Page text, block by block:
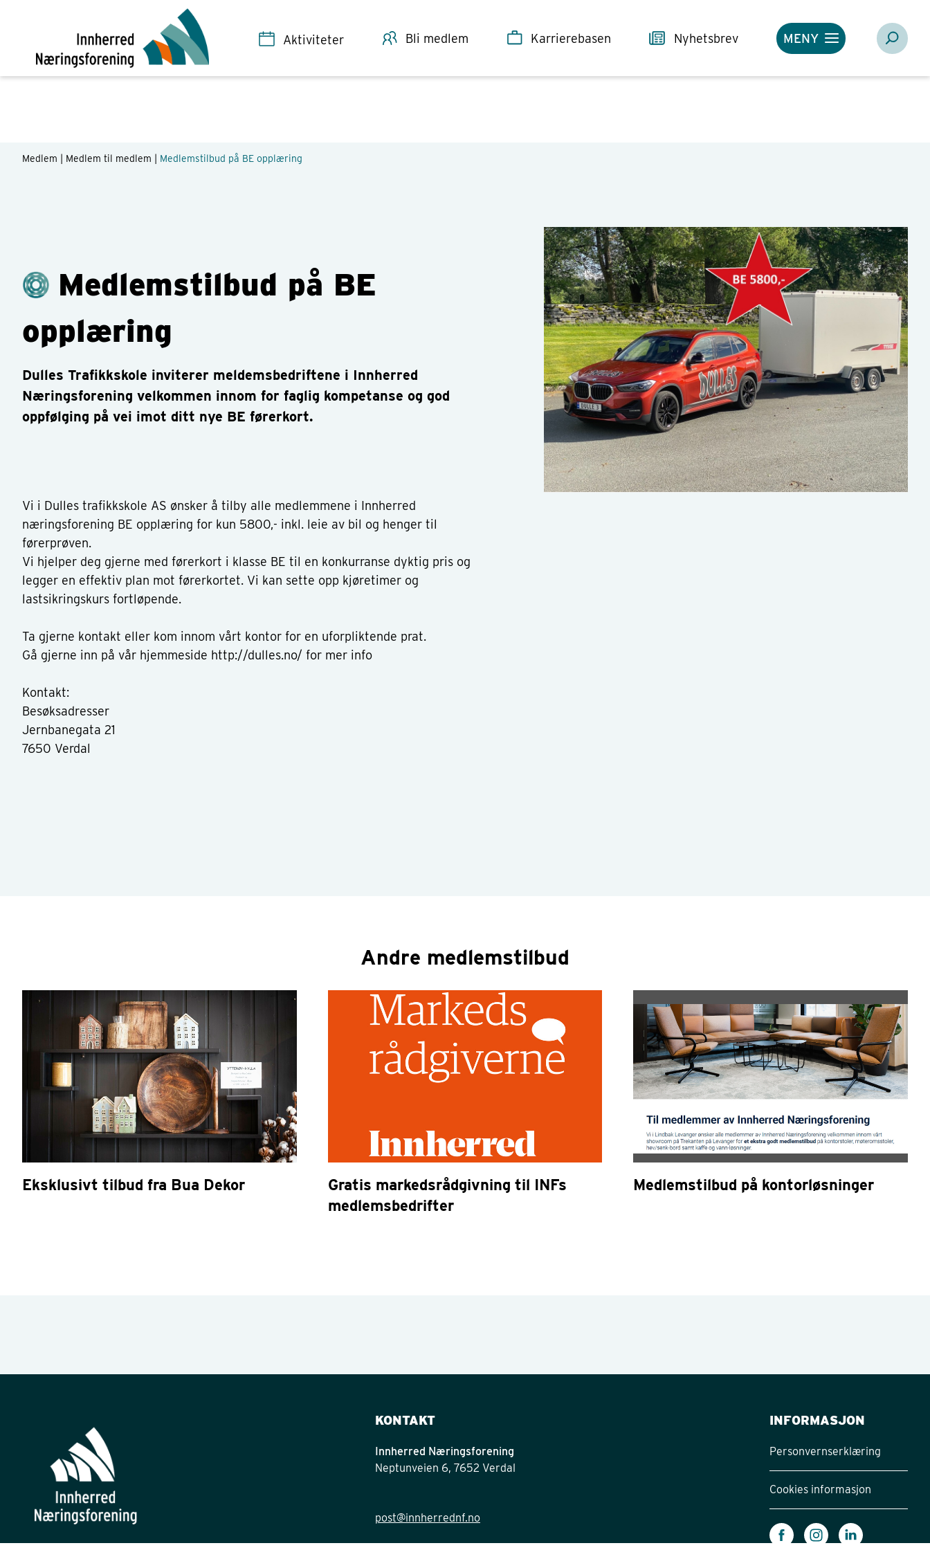
Dulles Trafikkskole inviterer meldemsbedriftene i Innherred Næringsforening velkommen innom for faglig kompetanse og god oppfølging på vei imot ditt nye BE førerkort.
Aktiviteter Bli medlem Karrierebasen Nyhetsbrev MENY
Medlem | Medlem til medlem Medlemstilbud på BE opplæring
Medlemstilbud på BE
opplæring
Dulles Trafikkskole inviterer meldemsbedriftene i Innherred
Næringsforening velkommen innom for faglig kompetanse og god
oppfølging på vei imot ditt nye BE førerkort.
Vi i Dulles trafikkskole AS ønsker å tilby alle medlemmene i Innherred
næringsforening BE opplæring for kun 5800,- inkl. leie av bil og henger til
førerprøven.
Vi hjelper deg gjerne med førerkort i klasse BE til en konkurranse dyktig pris og
legger en effektiv plan mot førerkortet. Vi kan sette opp kjøretimer og
lastsikringskurs fortløpende.
Ta gjerne kontakt eller kom innom vårt kontor for en uforpliktende prat.
Gå gjerne inn på vår hjemmeside http://dulles.no/ for mer info
Kontakt:
Besøksadresser
Jernbanegata 21
7650 Verdal
Andre medlemstilbud
Eksklusivt tilbud fra Bua Dekor
Gratis markedsrådgivning til INFs
medlemsbedrifter
Medlemstilbud på kontorløsninger
KONTAKT
Innherred Næringsforening
Neptunveien 6, 7652 Verdal
post@innherrednf.no
INFORMASJON
Personvernserklæring
Cookies informasjon